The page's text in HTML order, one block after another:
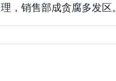
，销售部成贪腐多发区。